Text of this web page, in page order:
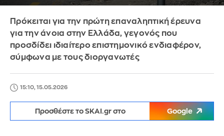
Πρόκειται για την πρώτη επαναληπτική έρευνα
για την άνοια στην Ελλάδα, γεγονός που
προσδίδει ιδιαίτερο επιστημονικό ενδιαφέρον,
σύμφωνα με τους διοργανωτές
15:10, 15.05.2026
Προσθέστε το SKAI.gr στο Google